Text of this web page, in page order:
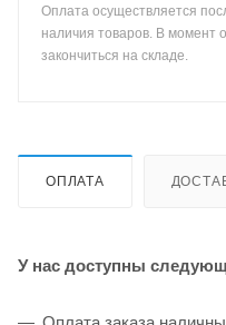
Оплата осуществляется
наличия товаров. В момент
закончиться на складе.
ОПЛАТА
У нас доступны